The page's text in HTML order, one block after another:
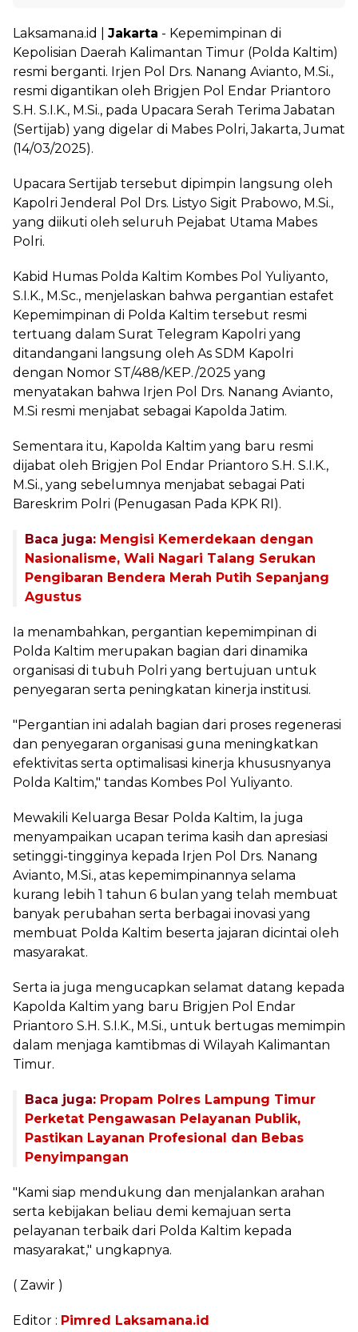
Laksamana.id Jakarta - Kepemimpinan di
Kepolisian Daerah Kalimantan Timur (Polda Kaltim)
resmi berganti. Irjen Pol Drs. Nanang Avianto, M.Si.,
resmi digantikan oleh Brigjen Pol Endar Priantoro
S.H. S.I.K., M.Si., pada Upacara Serah Terima Jabatan
(Sertijab) yang digelar di Mabes Polri, Jakarta, Jumat
(14/03/2025).
Upacara Sertijab tersebut dipimpin langsung oleh
Kapolri Jenderal Pol Drs. Listyo Sigit Prabowo, M.Si.,
yang diikuti oleh seluruh Pejabat Utama Mabes
Polri.
Kabid Humas Polda Kaltim Kombes Pol Yuliyanto,
S.I.K., M.Sc., menjelaskan bahwa pergantian estafet
Kepemimpinan di Polda Kaltim tersebut resmi
tertuang dalam Surat Telegram Kapolri yang
ditandangani langsung oleh As SDM Kapolri
dengan Nomor ST/488/KEP./2025 yang
menyatakan bahwa Irjen Pol Drs. Nanang Avianto,
M.Si resmi menjabat sebagai Kapolda Jatim.
Sementara itu, Kapolda Kaltim yang baru resmi
dijabat oleh Brigjen Pol Endar Priantoro S.H. S.I.K.,
M.Si., yang sebelumnya menjabat sebagai Pati
Bareskrim Polri (Penugasan Pada KPK RI).
Baca juga: Mengisi Kemerdekaan dengan
Nasionalisme, Wali Nagari Talang Serukan
Pengibaran Bendera Merah Putih Sepanjang
Agustus
Ia menambahkan, pergantian kepemimpinan di
Polda Kaltim merupakan bagian dari dinamika
organisasi di tubuh Polri yang bertujuan untuk
penyegaran serta peningkatan kinerja institusi.
"Pergantian ini adalah bagian dari proses regenerasi
dan penyegaran organisasi guna meningkatkan
efektivitas serta optimalisasi kinerja khususnyanya
Polda Kaltim," tandas Kombes Pol Yuliyanto.
Mewakili Keluarga Besar Polda Kaltim, Ia juga
menyampaikan ucapan terima kasih dan apresiasi
setinggi-tingginya kepada Irjen Pol Drs. Nanang
Avianto, M.Si., atas kepemimpinannya selama
kurang lebih 1 tahun 6 bulan yang telah membuat
banyak perubahan serta berbagai inovasi yang
membuat Polda Kaltim beserta jajaran dicintai oleh
masyarakat.
Serta ia juga mengucapkan selamat datang kepada
Kapolda Kaltim yang baru Brigjen Pol Endar
Priantoro S.H. S.I.K., M.Si., untuk bertugas memimpin
dalam menjaga kamtibmas di Wilayah Kalimantan
Timur.
Baca juga: Propam Polres Lampung Timur
Perketat Pengawasan Pelayanan Publik,
Pastikan Layanan Profesional dan Bebas
Penyimpangan
"Kami siap mendukung dan menjalankan arahan
serta kebijakan beliau demi kemajuan serta
pelayanan terbaik dari Polda Kaltim kepada
masyarakat," ungkapnya.
( Zawir )
Editor : Pimred Laksamana.id